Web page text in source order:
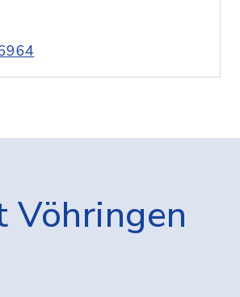
Vöhringen